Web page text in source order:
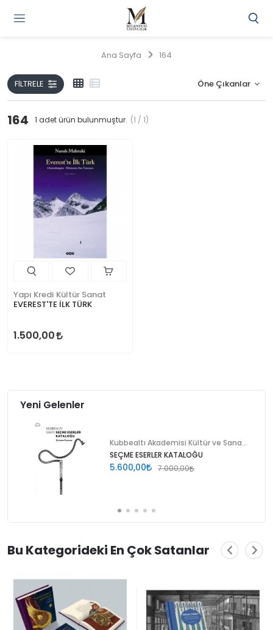
Ana Sayfa 164
FILTRELE
164 1 adet ürün bulunmuştur. (1 / 1)
Yapı Kredi Kültür Sanat
EVEREST'TE İLK TÜRK
1.500,00
Yeni Gelenler
SEÇME ESERLER KATALOĞU
5.600,00 7.000,00
Bu Kategorideki En Çok Satanlar